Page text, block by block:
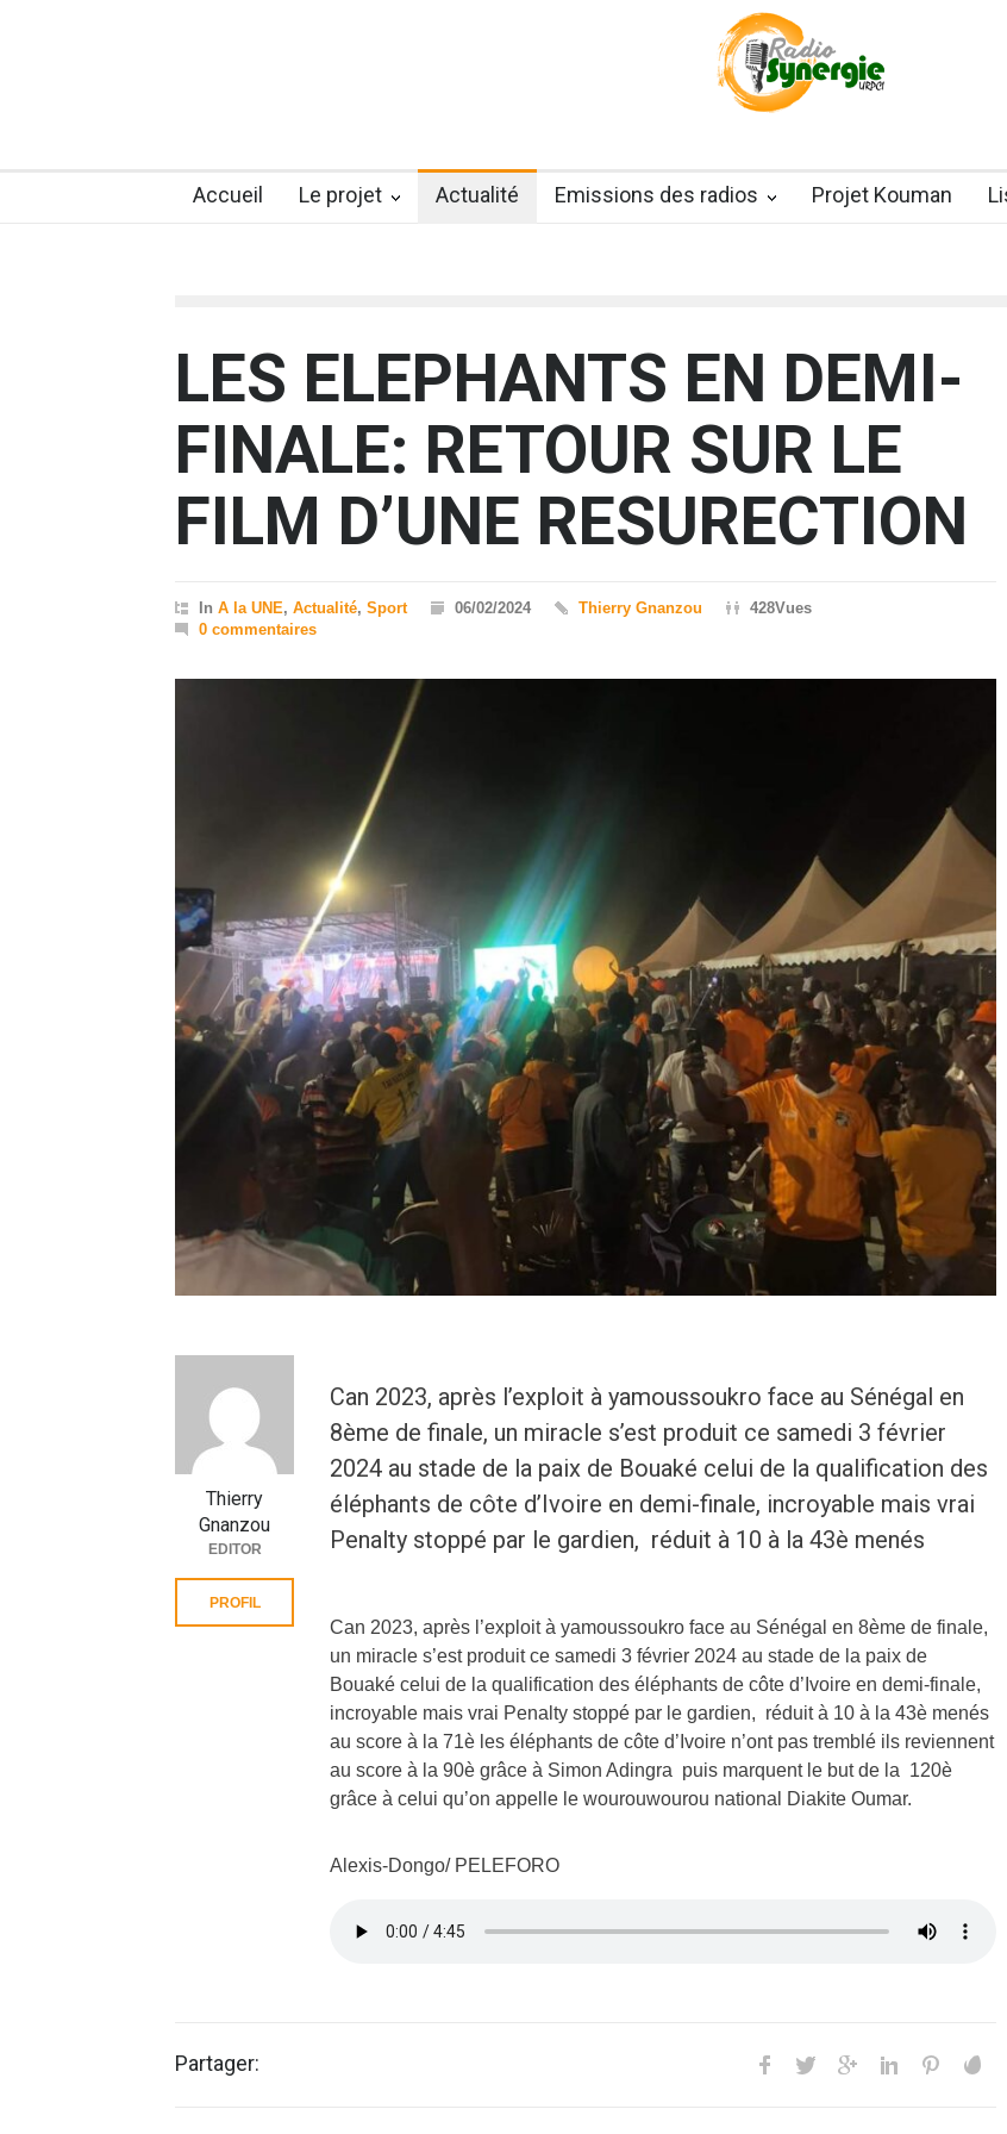
Accueil Le projet Actualité Emissions des radios Projet Kouman
LES ELEPHANTS EN DEMI-
FINALE: RETOUR SUR LE
FILM D’UNE RESURECTION
In A la UNE, Actualité, Sport 06/02/2024 Thierry Gnanzou
428Vues
0 commentaires
Can 2023, après l’exploit à yamoussoukro face au Sénégal en
8ème de finale, un miracle s’est produit ce samedi 3 février
2024 au stade de la paix de Bouaké celui de la qualification des
éléphants de côte d’Ivoire en demi-finale, incroyable mais vrai
Penalty stoppé par le gardien, réduit à 10 à la 43è menés
Can 2023, après l’exploit à yamoussoukro face au Sénégal en 8ème de finale,
un miracle s’est produit ce samedi 3 février 2024 au stade de la paix de
Bouaké celui de la qualification des éléphants de côte d’Ivoire en demi-finale,
incroyable mais vrai Penalty stoppé par le gardien, réduit à 10 à la 43è menés
au score à la 71è les éléphants de côte d’Ivoire n’ont pas tremblé ils reviennent
au score à la 90è grâce à Simon Adingra puis marquent le but de la 120è
grâce à celui qu’on appelle le wourouwourou national Diakite Oumar.
Alexis-Dongo/ PELEFORO
Thierry
Gnanzou
EDITOR
PROFIL
Partager: